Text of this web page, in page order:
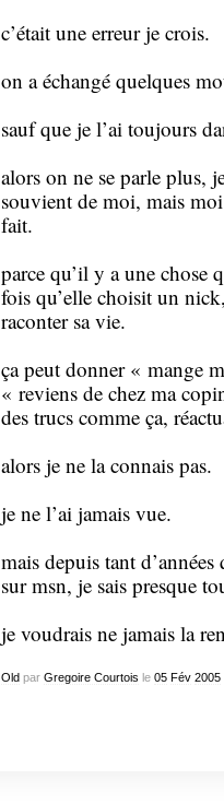
c’était une erreur je crois.
on a échangé quelques
sauf que je l’ai toujours
alors on ne se parle plus,
souvient de moi, mais
fait.
parce qu’il y a une chose
fois qu’elle choisit un
raconter sa vie.
ça peut donner « mange
« reviens de chez ma
des trucs comme ça,
alors je ne la connais pas.
je ne l’ai jamais vue.
mais depuis tant
sur msn, je sais presque
je voudrais ne jamais la
Oldpar Gregoire Courtois le 05 Fév 2005